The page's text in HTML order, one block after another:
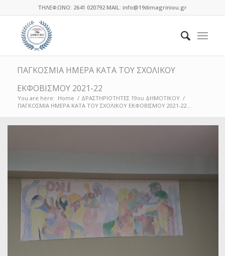
ΤΗΛΕΦΩΝΟ: 2641 020792 MAIL: info@19dimagriniou.gr
ΠΑΓΚΟΣΜΙΑ ΗΜΕΡΑ ΚΑΤΑ ΤΟΥ ΣΧΟΛΙΚΟΥ
ΕΚΦΟΒΙΣΜΟΥ 2021-22
You are here: Home / ΔΡΑΣΤΗΡΙΟΤΗΤΕΣ 19ου ΔΗΜΟΤΙΚΟΥ /
ΠΑΓΚΟΣΜΙΑ ΗΜΕΡΑ ΚΑΤΑ ΤΟΥ ΣΧΟΛΙΚΟΥ ΕΚΦΟΒΙΣΜΟΥ 2021-22...